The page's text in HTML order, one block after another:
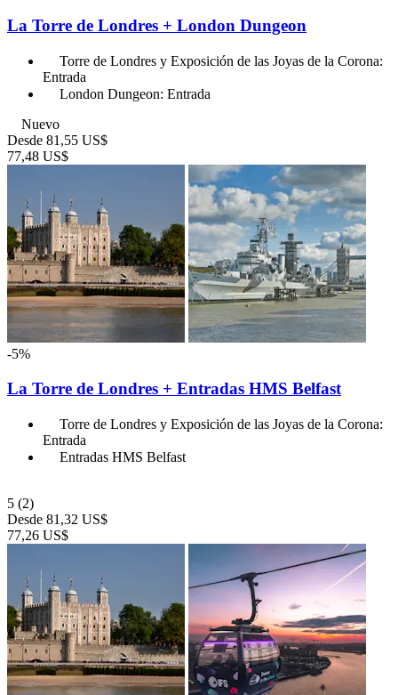
La Torre de Londres + London Dungeon
Torre de Londres y Exposición de las Joyas de la Corona:
Entrada
London Dungeon: Entrada
Nuevo
Desde 81,55 US$
77,48 US$
-5%
La Torre de Londres + Entradas HMS Belfast
Torre de Londres y Exposición de las Joyas de la Corona:
Entrada
Entradas HMS Belfast
5 (2)
Desde 81,32 US$
77,26 US$